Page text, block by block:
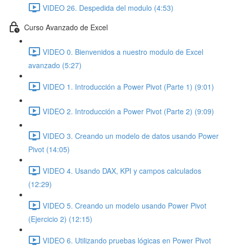
VIDEO 26. Despedida del modulo (4:53)
Curso Avanzado de Excel
VIDEO 0. Bienvenidos a nuestro modulo de Excel
avanzado (5:27)
VIDEO 1. Introducción a Power Pivot (Parte 1) (9:01)
VIDEO 2. Introducción a Power Pivot (Parte 2) (9:09)
VIDEO 3. Creando un modelo de datos usando Power
Pivot (14:05)
VIDEO 4. Usando DAX, KPI y campos calculados
(12:29)
VIDEO 5. Creando un modelo usando Power Pivot
(Ejercicio 2) (12:15)
VIDEO 6. Utilizando pruebas lógicas en Power Pivot